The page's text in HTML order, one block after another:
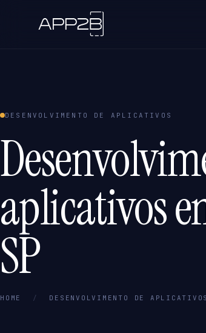
DESENVOLVIMENTO DE APLICATIVOS
aplicativos
SP
HOME / DESENVOLVIMENTO DE